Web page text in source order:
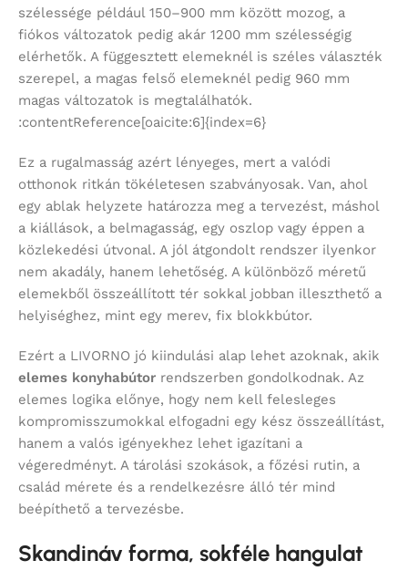
szélessége például 150–900 mm között mozog, a
fiókos változatok pedig akár 1200 mm szélességig
elérhetők. A függesztett elemeknél is széles választék
szerepel, a magas felső elemeknél pedig 960 mm
magas változatok is megtalálhatók.
:contentReference[oaicite:6]{index=6}
Ez a rugalmasság azért lényeges, mert a valódi
otthonok ritkán tökéletesen szabványosak. Van, ahol
egy ablak helyzete határozza meg a tervezést, máshol
a kiállások, a belmagasság, egy oszlop vagy éppen a
közlekedési útvonal. A jól átgondolt rendszer ilyenkor
nem akadály, hanem lehetőség. A különböző méretű
elemekből összeállított tér sokkal jobban illeszthető a
helyiséghez, mint egy merev, fix blokkbútor.
Ezért a LIVORNO jó kiindulási alap lehet azoknak, akik
elemes konyhabútor rendszerben gondolkodnak. Az
elemes logika előnye, hogy nem kell felesleges
kompromisszumokkal elfogadni egy kész összeállítást,
hanem a valós igényekhez lehet igazítani a
végeredményt. A tárolási szokások, a főzési rutin, a
család mérete és a rendelkezésre álló tér mind
beépíthető a tervezésbe.
Skandináv forma, sokféle hangulat